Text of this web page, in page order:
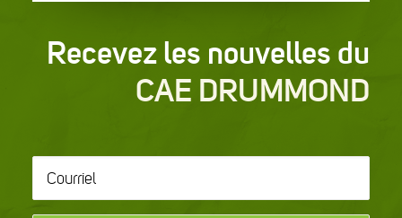
Recevez les nouvelles du
CAE DRUMMOND